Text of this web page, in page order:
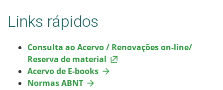
Links rápidos
Consulta ao Acervo / Renovações on-line/
Reserva de material
Acervo de E-books
Normas ABNT